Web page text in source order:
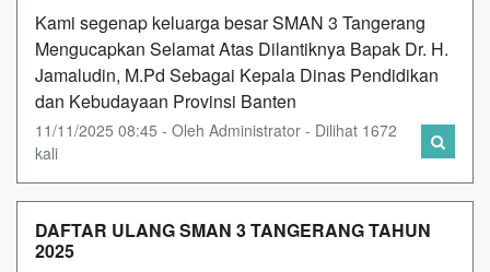
Kami segenap keluarga besar SMAN 3 Tangerang
Mengucapkan Selamat Atas Dilantiknya Bapak Dr. H.
Jamaludin, M.Pd Sebagai Kepala Dinas Pendidikan
dan Kebudayaan Provinsi Banten
11/11/2025 08:45 - Oleh Administrator - Dilihat 1672
kali
DAFTAR ULANG SMAN 3 TANGERANG TAHUN
2025